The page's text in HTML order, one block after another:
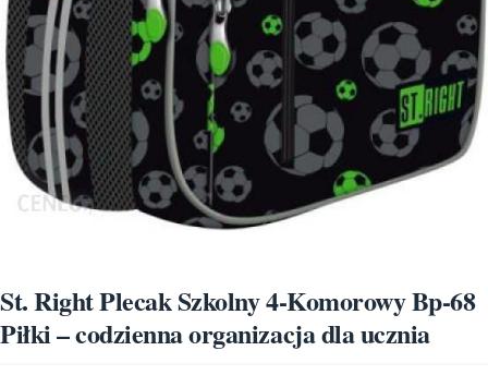
St. Right Plecak Szkolny 4-Komorowy Bp-68
Piłki – codzienna organizacja dla ucznia